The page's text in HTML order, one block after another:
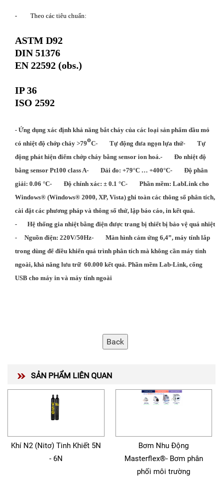
- Theo các tiêu chuẩn:
ASTM D92
DIN 51376
EN 22592 (obs.)
IP 36
ISO 2592
- Ứng dụng xác định khả năng bắt cháy của các loại sản phẩm dầu mỏ
có nhiệt độ chớp cháy >79oC- Tự động đưa ngọn lựa thử- Tự
động phát hiện điểm chớp cháy bằng sensor ion hoá.- Đo nhiệt độ
bằng sensor Pt100 class A- Dải đo: +79°C … +400°C-
Độ phân
giải: 0.06 °C- Độ chính xác: ± 0.1 °C- Phần mềm: LabLink cho
Windows® (Windows® 2000, XP, Vista) ghi toàn các thông số phân tích,
cài đặt các phương pháp và thông số thử, lập báo cáo, in kết quả.
-
Hệ thống gia nhiệt bằng điện được trang bị thiết bị bảo vệ quá nhiệt
- Nguồn điện: 220V/50Hz- Màn hình cảm ứng 6,4”, máy tính lắp
trong dùng để điều khiển quá trình phân tích mà không cần máy tính
ngoài, khả năng lưu trữ 60.000 kết quả. Phần mềm Lab-Link, cổng
USB cho máy in và máy tính ngoài
SẢN PHẨM LIÊN QUAN
Khí N2 (Nitơ) Tinh Khiết 5N
- 6N
Bơm Nhu Động
Masterflex®- Bơm phân
phối môi trường